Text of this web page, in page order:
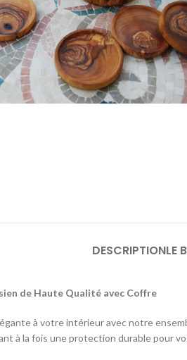
to enlarge
DESCRIPTIONLE
de Haute Qualité avec Coffre
à votre intérieur avec notre
à la fois une protection durable pour